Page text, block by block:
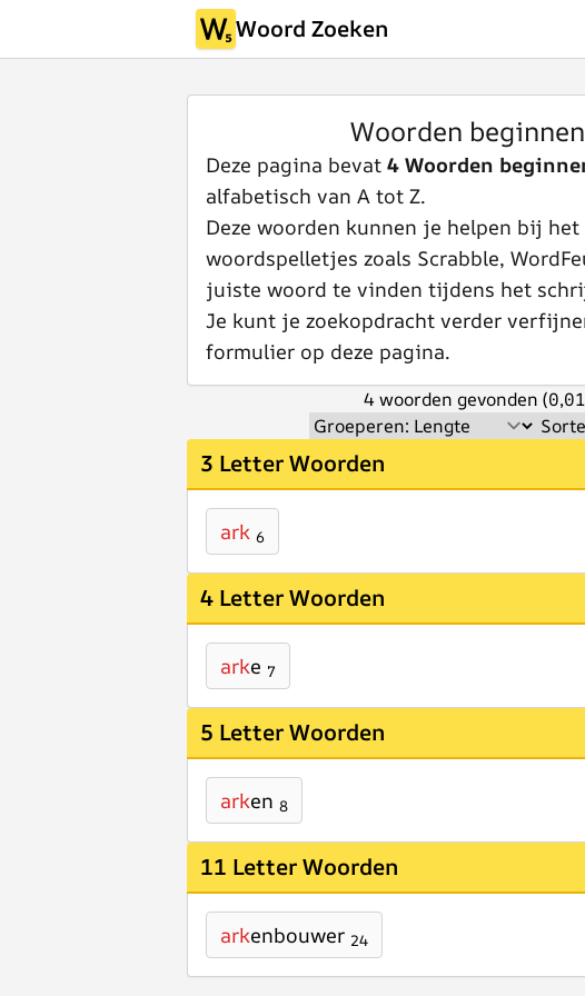
Woord Zoeken
Woorden
Deze pagina bevat 4 Woorden
alfabetisch van A tot Z.
Deze woorden kunnen je helpen bij het
woordspelletjes zoals Scrabble,
juiste woord te vinden tijdens het
Je kunt je zoekopdracht verder
formulier op deze pagina.
4 woorden gevonden
3 Letter Woorden
ark 6
4 Letter Woorden
arke 7
5 Letter Woorden
arken 8
11 Letter Woorden
arkenbouwer 24